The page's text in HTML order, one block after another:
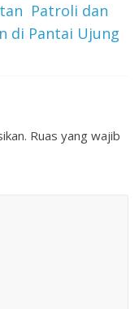
Patroli dan
di Pantai Ujung
Ruas yang wajib